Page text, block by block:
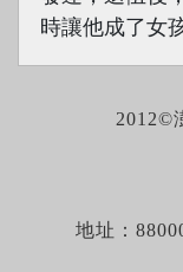
時讓他成了女
2012©
地址：